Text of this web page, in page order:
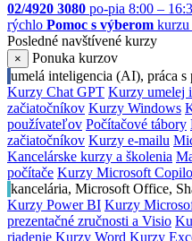
02/4920 3080 po-pia 8:00 –
rýchlo Pomoc s výberom kurzu
Posledné navštívené kurzy
×
Ponuka kurzov
umelá inteligencia (AI), práca s
Kurzy Chat GPT Kurzy umelej
začiatočníkov Kurzy Windows
používateľov Počítačové tábory
začiatočníkov Kurzy e-mailu
Kancelárske kurzy a školenia
počítače Kurzy Microsoft
kancelária, Microsoft Office,
Kurzy Power BI Kurzy
prezentačné zručnosti a Visio
riadenie Kurzy Word Kurzy